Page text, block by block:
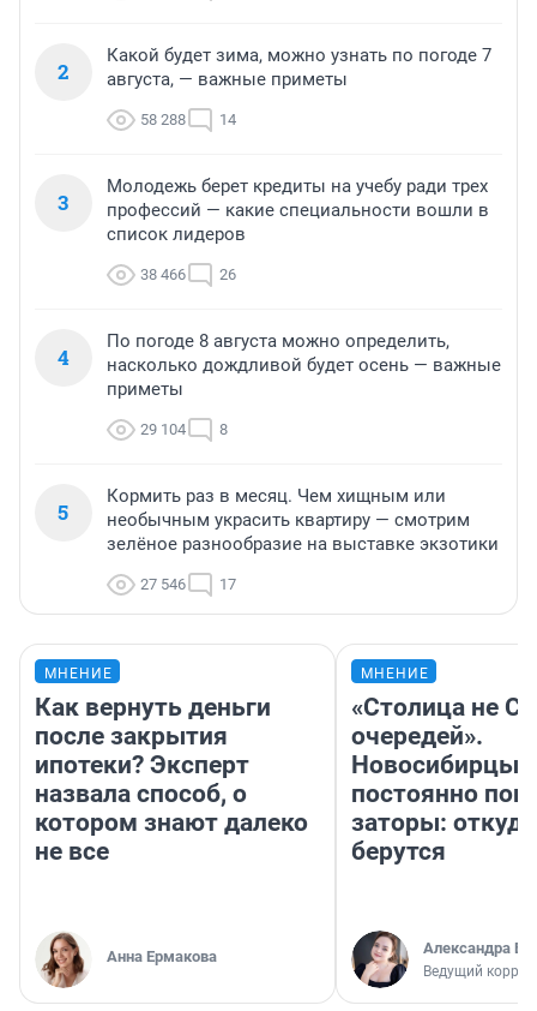
2
Какой будет зима, можно узнать по погоде 7
августа, — важные приметы
58 288 14
3
Молодежь берет кредиты на учебу ради трех
профессий — какие специальности вошли в
список лидеров
38 466 26
4
По погоде 8 августа можно определить,
насколько дождливой будет осень — важные
приметы
29 104 8
5
Кормить раз в месяц. Чем хищным или
необычным украсить квартиру — смотрим
зелёное разнообразие на выставке экзотики
27 546 17
МНЕНИЕ
Как вернуть деньги
после закрытия
ипотеки? Эксперт
назвала способ, о
котором знают далеко
не все
Анна Ермакова
МНЕНИЕ
«Столица не
очередей».
Новосибирцы
постоянно
заторы:
берутся
Александра
Ведущий